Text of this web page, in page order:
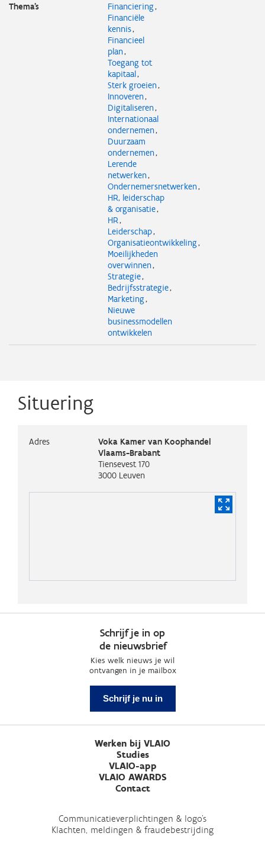
Thema's
Financiering
Financiële
kennis
Financieel
plan
Toegang tot
kapitaal
Sterk groeien
Innoveren
Digitaliseren
Internationaal
ondernemen
Duurzaam
ondernemen
Lerende
netwerken
Ondernemersnetwerken
HR, leiderschap
& organisatie
HR
Leiderschap
Organisatieontwikkeling
Moeilijkheden
overwinnen
Strategie
Bedrijfsstrategie
Marketing
Nieuwe
businessmodellen
ontwikkelen
Situering
Adres
Voka Kamer van Koophandel
Vlaams-Brabant
Tiensevest 170
3000 Leuven
Schrijf je in op
de nieuwsbrief
Kies welk nieuws je wil
ontvangen in je mailbox
Schrijf je nu in
Werken bij VLAIO
Studies
VLAIO-app
VLAIO AWARDS
Contact
Communicatieverplichtingen & logo's
Klachten, meldingen & fraudebestrijding